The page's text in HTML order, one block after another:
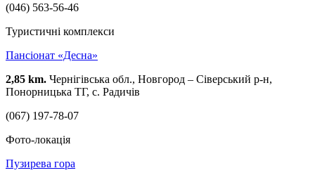
(046) 563-56-46
Туристичні комплекси
Пансіонат «Десна»
2,85 km. Чернігівська обл., Новгород – Сіверський р-н,
Понорницька ТГ, с. Радичів
(067) 197-78-07
Фото-локація
Пузирева гора